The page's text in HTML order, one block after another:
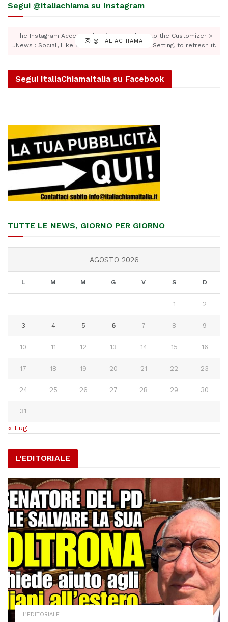
Segui @italiachiama su Instagram
@ITALIACHIAMA
The Instagram Access Token is expired, Go to the Customizer >
JNews : Social, Like & View > Instagram Feed Setting, to refresh it.
Segui ItaliaChiamaItalia su Facebook
TUTTE LE NEWS, GIORNO PER GIORNO
AGOSTO 2026
L M M G V S D
1 2
3 4 5 6 7 8 9
10 11 12 13 14 15 16
17 18 19 20 21 22 23
24 25 26 27 28 29 30
31
« Lug
L’EDITORIALE
L’EDITORIALE